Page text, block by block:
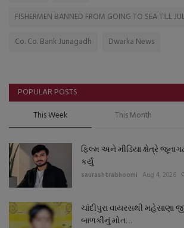
FISHERMEN BANNED FROM GOING TO SEA TILL
Co. Co. Bank Junagadh
Dwarka News
POPULAR POSTS
This Week This Month
ફિલ્મ અને મીડિયા ક્ષેત્રે
કર્યું
saurashtrabhoomi Aug 4, 2026
ચાંદીપુરા વાયરસથી મહેસાણા
બાળકીનું મોત...